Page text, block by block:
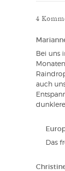
4
Bei uns
auch
Das